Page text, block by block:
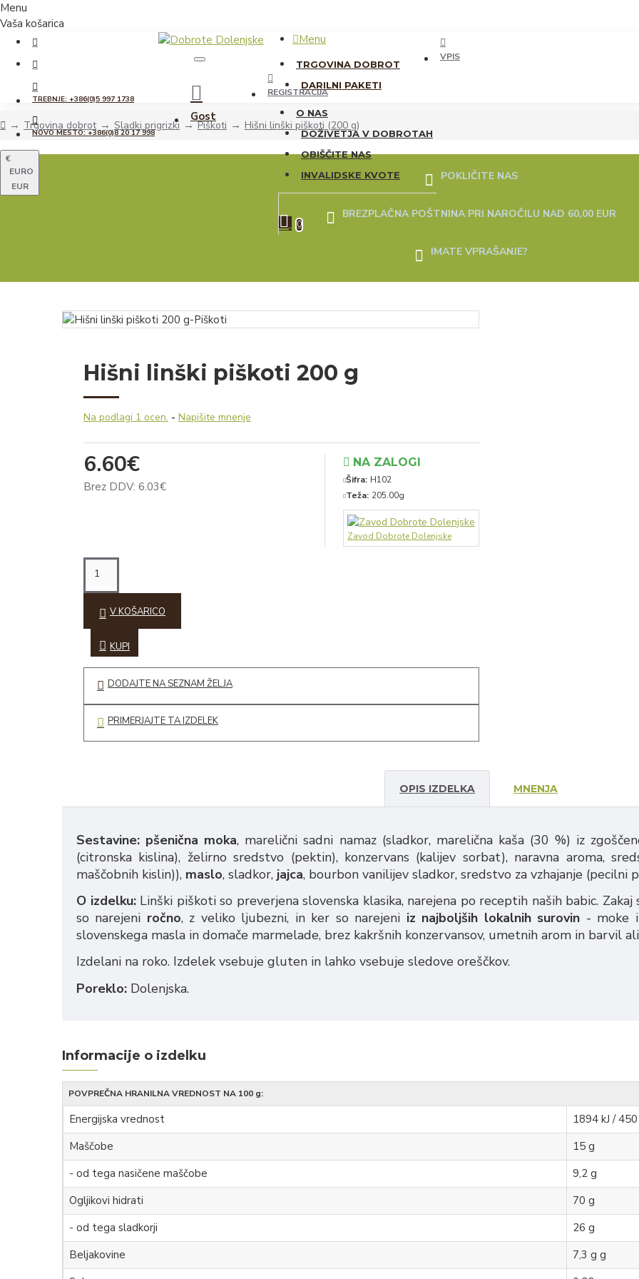
Menu
Vaša košarica
TREBNJE: +386(0)5 997 1738
NOVO MESTO: +386(0)8 20 17 998
€
EURO
EUR
Gost
Menu
TRGOVINA DOBROT
DARILNI PAKETI
O NAS
DOŽIVETJA V DOBROTAH
OBIŠČITE NAS
INVALIDSKE KVOTE
0
VPIS
REGISTRACIJA
Trgovina dobrot Sladki prigrizki Piškoti Hišni linški piškoti (200 g)
POKLIČITE NAS
BREZPLAČNA POŠTNINA PRI NAROČILU NAD 60,00 EUR
IMATE VPRAŠANJE?
Hišni linški piškoti 200 g
Na podlagi 1 ocen. - Napišite mnenje
6.60€
Brez DDV: 6.03€
NA ZALOGI
Šifra: H102
Teža: 205.00g
Zavod Dobrote Dolenjske
V KOŠARICO
KUPI
DODAJTE NA SEZNAM ŽELJA
PRIMERJAJTE TA IZDELEK
OPIS IZDELKA MNENJA
Sestavine: pšenična moka, marelični sadni namaz (sladkor, marelična kaša (30 %) iz
(citronska kislina), želirno sredstvo (pektin), konzervans (kalijev sorbat), naravna aroma,
maščobnih kislin)), maslo, sladkor, jajca, bourbon vanilijev sladkor, sredstvo za vzhajanje (pecilni
O izdelku: Linški piškoti so preverjena slovenska klasika, narejena po receptih naših babic.
so narejeni ročno, z veliko ljubezni, in ker so narejeni iz najboljših lokalnih surovin - moke
slovenskega masla in domače marmelade, brez kakršnih konzervansov, umetnih arom in barvil
Izdelani na roko. Izdelek vsebuje gluten in lahko vsebuje sledove oreščkov.
Poreklo: Dolenjska.
Informacije o izdelku
POVPREČNA HRANILNA VREDNOST NA 100 g:
Energijska vrednost
1894 kJ /
Maščobe
15 g
- od tega nasičene maščobe
9,2 g
Ogljikovi hidrati
70 g
- od tega sladkorji
26 g
Beljakovine
7,3 g g